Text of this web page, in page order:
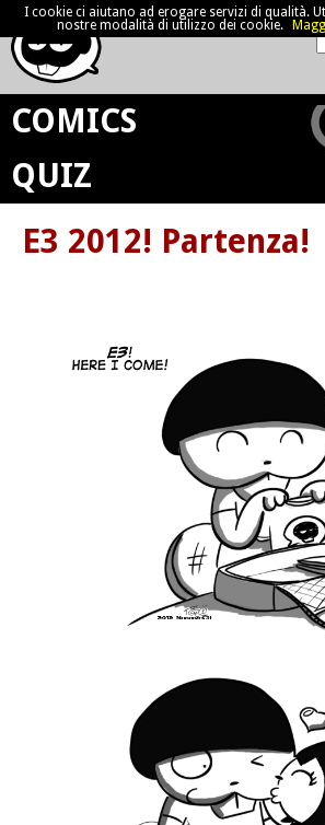
COMICS
QUIZ
E3 2012! Partenza!
I cookie ci aiutano ad erogare servizi di qualità.
nostre modalità di utilizzo dei cookie.